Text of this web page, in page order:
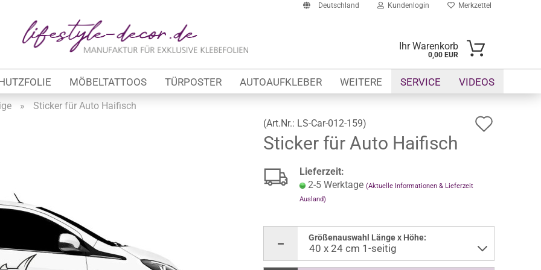
Deutschland
Lieferland
Kundenlogin
E-Mail
Passwort
Konto erstellen
Passwort vergessen?
Merkzettel
Ihr Warenkorb
0,00 EUR
MÖBELTATTOOS TÜRPOSTER AUTOAUFKLEBER SERVICE VIDEOS
WEITERE
»
Sticker für Auto Haifisch
(Art.Nr.: LS-Car-012-159)
Sticker für Auto Haifisch
Lieferzeit:
2-5 Werktage (Aktuelle Informationen & Lieferzeit
Ausland)
Größenauswahl Länge x Höhe: